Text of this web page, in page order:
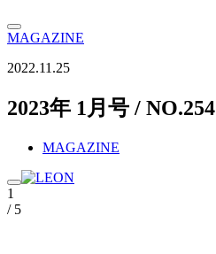
MAGAZINE
2022.11.25
2023年 1月号 / NO.254
MAGAZINE
1
/ 5